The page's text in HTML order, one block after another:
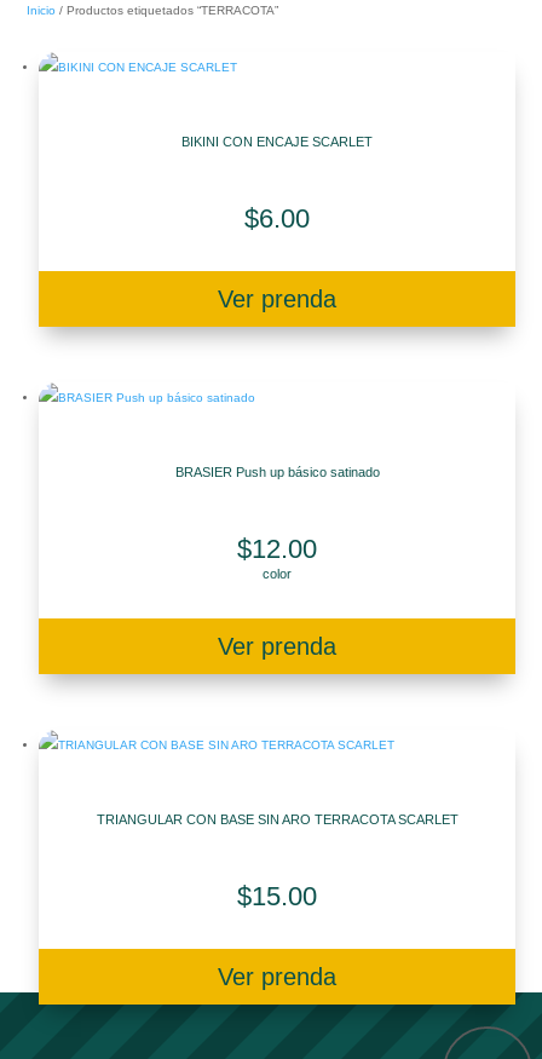
Inicio /Productos etiquetados “TERRACOTA”
BIKINI CON ENCAJE SCARLET
$6.00
Ver prenda
BRASIER Push up básico satinado
$12.00
color
Ver prenda
TRIANGULAR CON BASE SIN ARO TERRACOTA SCARLET
$15.00
Ver prenda